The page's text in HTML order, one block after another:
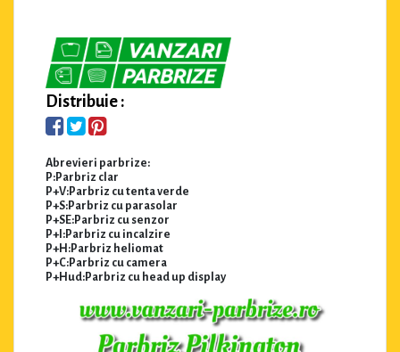
Distribuie :
Abrevieri parbrize:
P:Parbriz clar
P+V:Parbriz cu tenta verde
P+S:Parbriz cu parasolar
P+SE:Parbriz cu senzor
P+I:Parbriz cu incalzire
P+H:Parbriz heliomat
P+C:Parbriz cu camera
P+Hud:Parbriz cu head up display